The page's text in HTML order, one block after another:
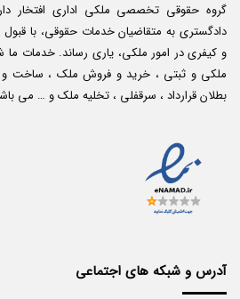
گروه حقوقی تخصصی ملکی اداری افتخار
دادگستری به متقاضیان خدمات حقوقی، با
و کیفری در امور ملکی، یاری رساند. خدمات ما
ملکی و ثبتی ، خرید و فروش ملک ، ساخت و
بطلان قرارداد ، سرقفلی ، تخلیه ملک و … می
آدرس و شبکه های اجتماعی